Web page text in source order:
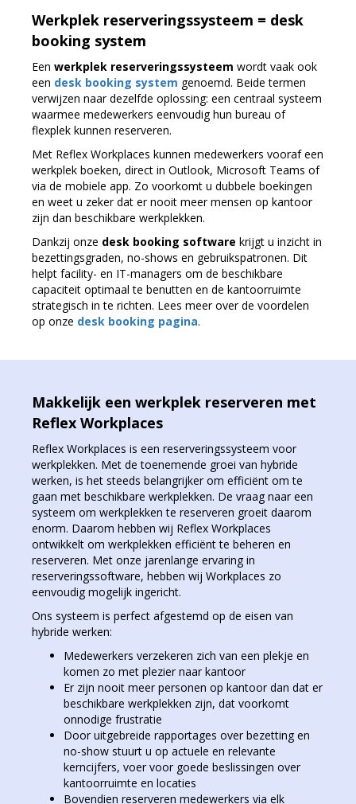
Werkplek reserveringssysteem = desk
booking system
Een werkplek reserveringssysteem wordt vaak ook
een desk booking system genoemd. Beide termen
verwijzen naar dezelfde oplossing: een centraal systeem
waarmee medewerkers eenvoudig hun bureau of
flexplek kunnen reserveren.
Met Reflex Workplaces kunnen medewerkers vooraf een
werkplek boeken, direct in Outlook, Microsoft Teams of
via de mobiele app. Zo voorkomt u dubbele boekingen
en weet u zeker dat er nooit meer mensen op kantoor
zijn dan beschikbare werkplekken.
Dankzij onze desk booking software krijgt u inzicht in
bezettingsgraden, no-shows en gebruikspatronen. Dit
helpt facility- en IT-managers om de beschikbare
capaciteit optimaal te benutten en de kantoorruimte
strategisch in te richten. Lees meer over de voordelen
op onze desk booking pagina.
Makkelijk een werkplek reserveren met
Reflex Workplaces
Reflex Workplaces is een reserveringssysteem voor
werkplekken. Met de toenemende groei van hybride
werken, is het steeds belangrijker om efficiënt om te
gaan met beschikbare werkplekken. De vraag naar een
systeem om werkplekken te reserveren groeit daarom
enorm. Daarom hebben wij Reflex Workplaces
ontwikkelt om werkplekken efficiënt te beheren en
reserveren. Met onze jarenlange ervaring in
reserveringssoftware, hebben wij Workplaces zo
eenvoudig mogelijk ingericht.
Ons systeem is perfect afgestemd op de eisen van
hybride werken:
Medewerkers verzekeren zich van een plekje en
komen zo met plezier naar kantoor
Er zijn nooit meer personen op kantoor dan dat er
beschikbare werkplekken zijn, dat voorkomt
onnodige frustratie
Door uitgebreide rapportages over bezetting en
no-show stuurt u op actuele en relevante
kerncijfers, voer voor goede beslissingen over
kantoorruimte en locaties
Bovendien reserveren medewerkers via elk